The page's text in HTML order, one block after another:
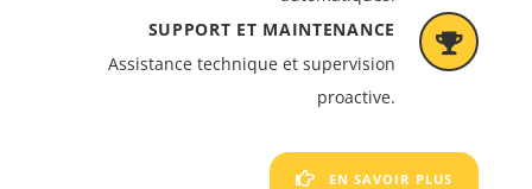
SUPPORT ET MAINTENANCE
Assistance technique et supervision
proactive.
EN SAVOIR PLUS